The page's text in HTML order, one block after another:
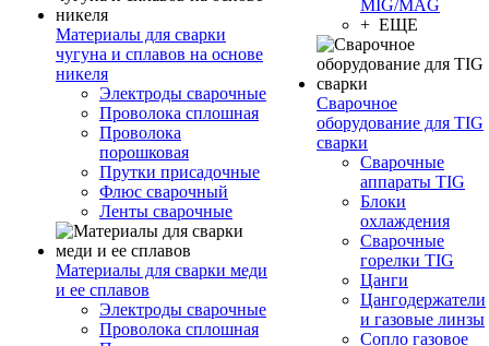
Материалы для сварки
чугуна и сплавов на основе
никеля
Электроды сварочные
Проволока сплошная
Проволока
порошковая
Прутки присадочные
Флюс сварочный
Ленты сварочные
Материалы для сварки меди
и ее сплавов
Электроды сварочные
Проволока сплошная
MIG/MAG
+ ЕЩЕ
Сварочное
оборудование для TIG
сварки
Сварочные
аппараты TIG
Блоки
охлаждения
Сварочные
горелки TIG
Цанги
Цангодержатели
и газовые линзы
Сопло газовое